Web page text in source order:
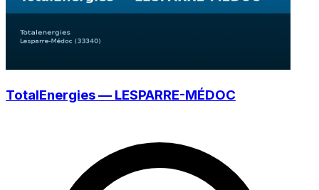
TotalEnergies — LESPARRE-MÉDOC